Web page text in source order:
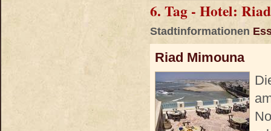
6. Tag - Hotel:
Stadtinformationen
Riad Mimouna